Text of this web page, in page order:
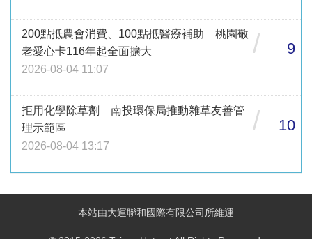
200點抵農會消費、100點抵醫療補助 桃園敬
老愛心卡116年起全面擴大
2026-08-04 11:07
/ 9
拒用化學除草劑 南投環保局推動雜草友善管
理示範區
2026-08-04 13:17
/ 10
本站由大運聯和國際有限公司所維運